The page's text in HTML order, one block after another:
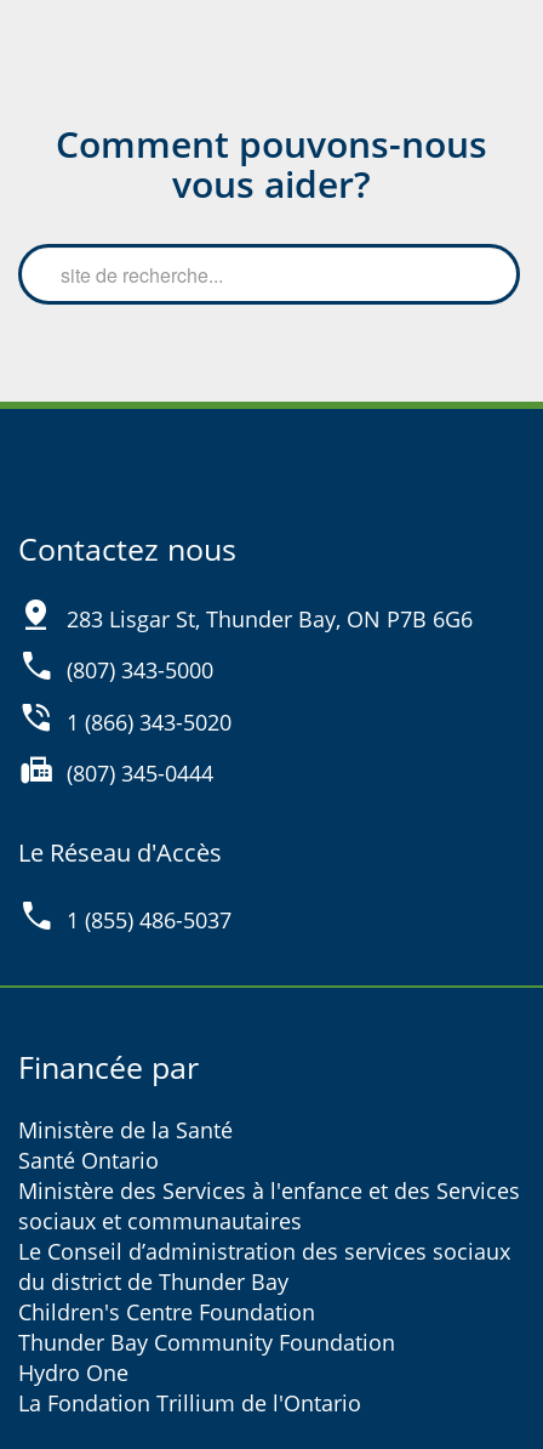
Comment pouvons-nous
vous aider?
Search
the
site
Contactez nous
pin_drop 283 Lisgar St, Thunder Bay, ON P7B 6G6
phone (807) 343-5000
phone_in_talk 1 (866) 343-5020
fax (807) 345-0444
Le Réseau d'Accès
phone 1 (855) 486-5037
Financée par
Ministère de la Santé
Santé Ontario
Ministère des Services à l'enfance et des Services
sociaux et communautaires
Le Conseil d’administration des services sociaux
du district de Thunder Bay
Children's Centre Foundation
Thunder Bay Community Foundation
Hydro One
La Fondation Trillium de l'Ontario